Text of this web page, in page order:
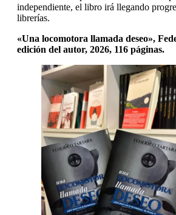
independiente, el libro irá llegando
librerías.
«Una locomotora llamada deseo»,
edición del autor, 2026, 116 páginas.